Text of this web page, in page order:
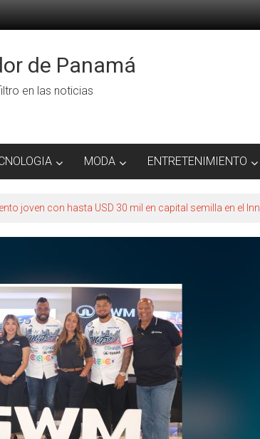
de Panamá
en las noticias
MODA ENTRETENIMIENTO
joven con hasta USD 30 mil en capital semilla en el